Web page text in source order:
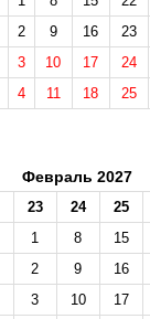
2 9 16
23
3 10 17
24
4 11 18 25
Февраль 2027
23 24
25
1 8
15
2 9
16
3 10
17